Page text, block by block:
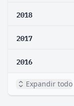
2018
2017
2016
Expandir todo